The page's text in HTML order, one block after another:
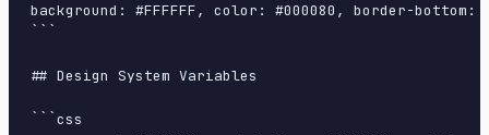
background: #FFFFFF, color: #000080, border-
```
## Design System Variables
```css